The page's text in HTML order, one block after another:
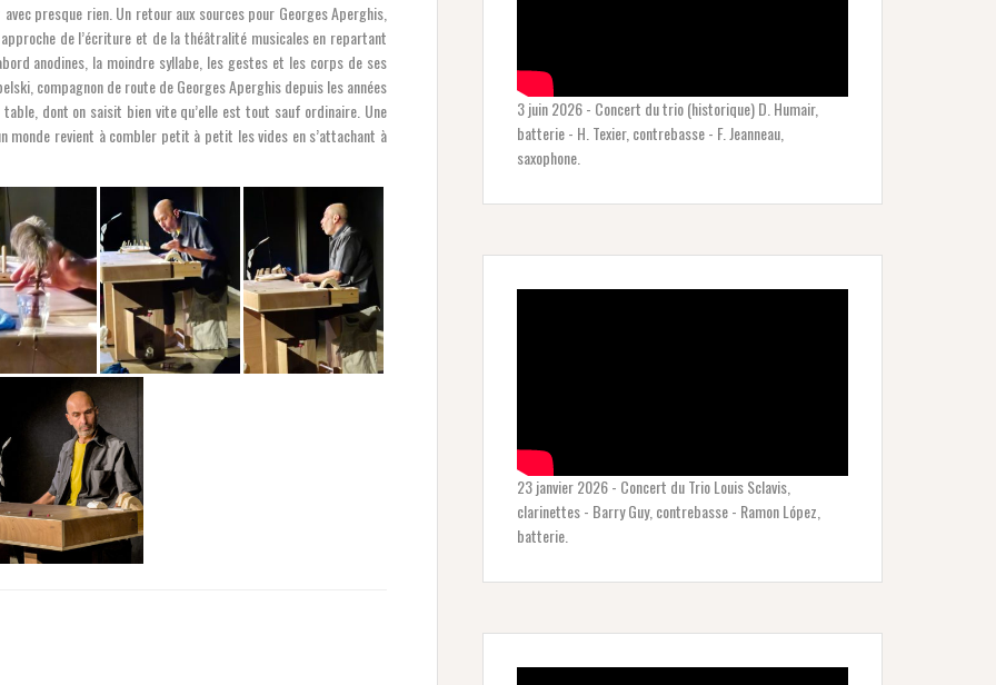
presque rien. Un retour aux sources pour Georges Aperghis,
de l’écriture et de la théâtralité musicales en repartant
anodines, la moindre syllabe, les gestes et les corps de ses
compagnon de route de Georges Aperghis depuis les années
dont on saisit bien vite qu’elle est tout sauf ordinaire. Une
revient à combler petit à petit les vides en s’attachant à
3 juin 2026 - Concert du trio (historique) D. Humair,
batterie - H. Texier, contrebasse - F. Jeanneau,
saxophone.
23 janvier 2026 - Concert du Trio Louis Sclavis,
clarinettes - Barry Guy, contrebasse - Ramon López,
batterie.